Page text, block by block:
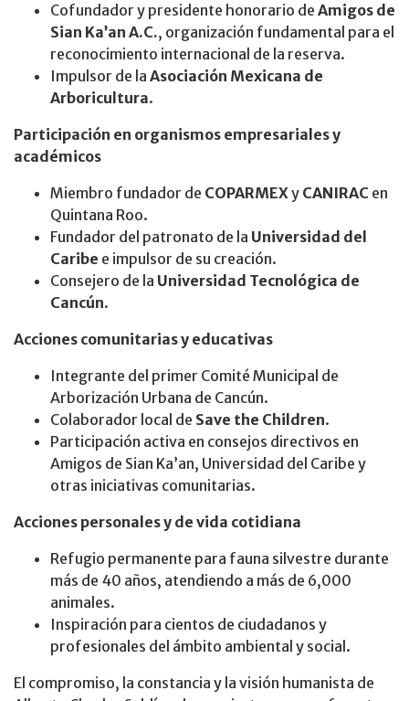
Cofundador y presidente honorario de Amigos de
Sian Ka’an A.C., organización fundamental para el
reconocimiento internacional de la reserva.
Impulsor de la Asociación Mexicana de
Arboricultura.
Participación en organismos empresariales y
académicos
Miembro fundador de COPARMEXy CANIRAC en
Quintana Roo.
Fundador del patronato de la Universidad del
Caribe e impulsor de su creación.
Consejero de la Universidad Tecnológica de
Cancún.
Acciones comunitarias y educativas
Integrante del primer Comité Municipal de
Arborización Urbana de Cancún.
Colaborador local de Save the Children.
Participación activa en consejos directivos en
Amigos de Sian Ka’an, Universidad del Caribe y
otras iniciativas comunitarias.
Acciones personales y de vida cotidiana
Refugio permanente para fauna silvestre durante
más de 40 años, atendiendo a más de 6,000
animales.
Inspiración para cientos de ciudadanos y
profesionales del ámbito ambiental y social.
El compromiso, la constancia y la visión humanista de